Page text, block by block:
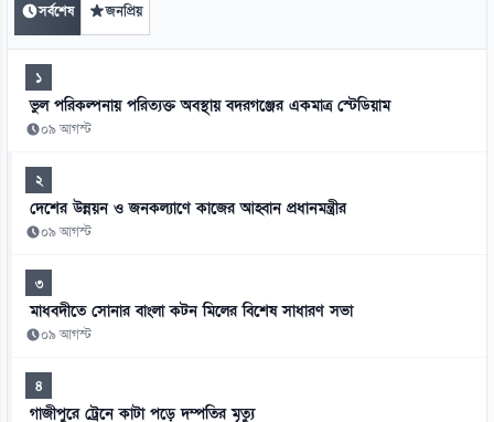
সর্বশেষ জনপ্রিয়
১
ভুল পরিকল্পনায় পরিত্যক্ত অবস্থায় বদরগঞ্জের একমাত্র স্টেডিয়াম
০৯ আগস্ট
২
দেশের উন্নয়ন ও জনকল্যাণে কাজের আহ্বান প্রধানমন্ত্রীর
০৯ আগস্ট
৩
মাধবদীতে সোনার বাংলা কটন মিলের বিশেষ সাধারণ সভা
০৯ আগস্ট
৪
গাজীপুরে ট্রেনে কাটা পড়ে দম্পতির মৃত্যু